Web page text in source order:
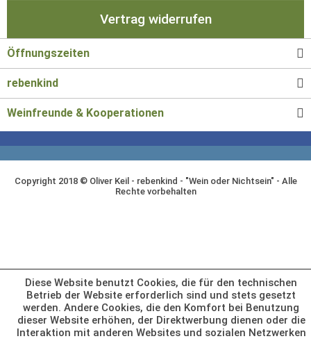
Vertrag widerrufen
Öffnungszeiten
rebenkind
Weinfreunde & Kooperationen
Copyright 2018 © Oliver Keil - rebenkind - "Wein oder Nichtsein" - Alle
Rechte vorbehalten
Diese Website benutzt Cookies, die für den technischen
Betrieb der Website erforderlich sind und stets gesetzt
werden. Andere Cookies, die den Komfort bei Benutzung
dieser Website erhöhen, der Direktwerbung dienen oder die
Interaktion mit anderen Websites und sozialen Netzwerken